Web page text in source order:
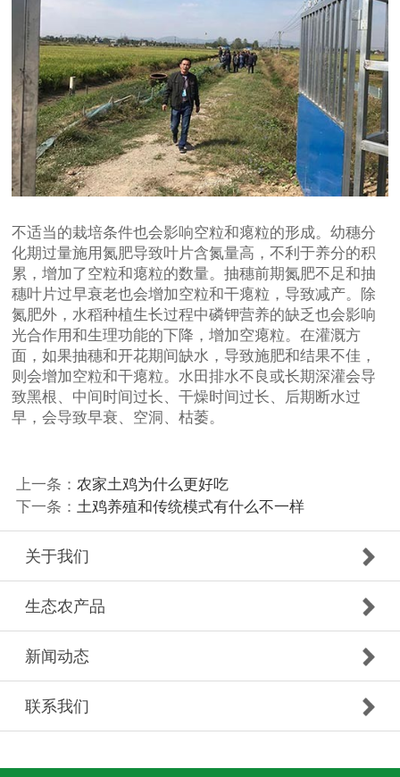
不适当的栽培条件也会影响空粒和瘪粒的形成。幼穗分
化期过量施用氮肥导致叶片含氮量高，不利于养分的积
累，增加了空粒和瘪粒的数量。抽穗前期氮肥不足和抽
穗叶片过早衰老也会增加空粒和干瘪粒，导致减产。除
氮肥外，水稻种植生长过程中磷钾营养的缺乏也会影响
光合作用和生理功能的下降，增加空瘪粒。在灌溉方
面，如果抽穗和开花期间缺水，导致施肥和结果不佳，
则会增加空粒和干瘪粒。水田排水不良或长期深灌会导
致黑根、中间时间过长、干燥时间过长、后期断水过
早，会导致早衰、空洞、枯萎。
上一条： 农家土鸡为什么更好吃
下一条： 土鸡养殖和传统模式有什么不一样
关于我们
生态农产品
新闻动态
联系我们